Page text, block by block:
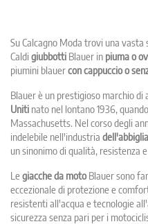
Su Calcagno Moda trovi una vasta
Caldi giubbotti Blauer in piuma o
piumini blauercon cappuccio o
Blauer è un prestigioso marchio di
Uniti nato nel lontano 1936,
Massachusetts. Nel corso degli
indelebile nell'industria
un sinonimo di qualità, resistenza
Le giacche da motoBlauer sono
eccezionale di protezione e
resistenti all'acqua e tecnologie
sicurezza senza pari per i